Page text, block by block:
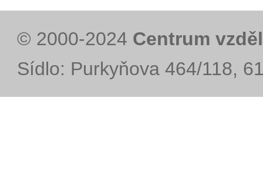
© 2000-2024 Centrum
Sídlo: Purkyňova 464/118,